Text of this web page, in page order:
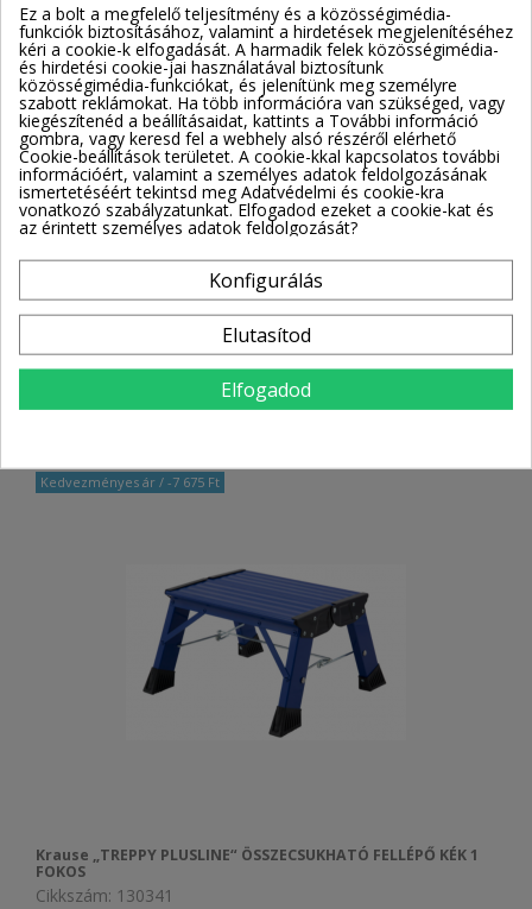
Krause Monto Toppy XL 2 Fokos
Cikkszám: 130860
Elérhetőség: Raktáron
Munkamagasság 2,50 m
Állómagasság0,50 m
Garancia5 év
28 540 Ft
Kedvezményes ár/ -7 675 Ft
Krause „TREPPY PLUSLINE“ ÖSSZECSUKHATÓ FELLÉPŐ KÉK 1
FOKOS
Cikkszám: 130341
Ez a bolt a megfelelő teljesítmény és a közösségimédia-
funkciók biztosításához, valamint a hirdetések megjelenítéséhez
kéri a cookie-k elfogadását. A harmadik felek közösségimédia-
és hirdetési cookie-jai használatával biztosítunk
közösségimédia-funkciókat, és jelenítünk meg személyre
szabott reklámokat. Ha több információra van szükséged, vagy
kiegészítenéd a beállításaidat, kattints a További információ
gombra, vagy keresd fel a webhely alsó részéről elérhető
Cookie-beállítások területet. A cookie-kkal kapcsolatos további
információért, valamint a személyes adatok feldolgozásának
ismertetéséért tekintsd meg Adatvédelmi és cookie-kra
vonatkozó szabályzatunkat. Elfogadod ezeket a cookie-kat és
az érintett személyes adatok feldolgozását?
Konfigurálás
Elutasítod
Elfogadod